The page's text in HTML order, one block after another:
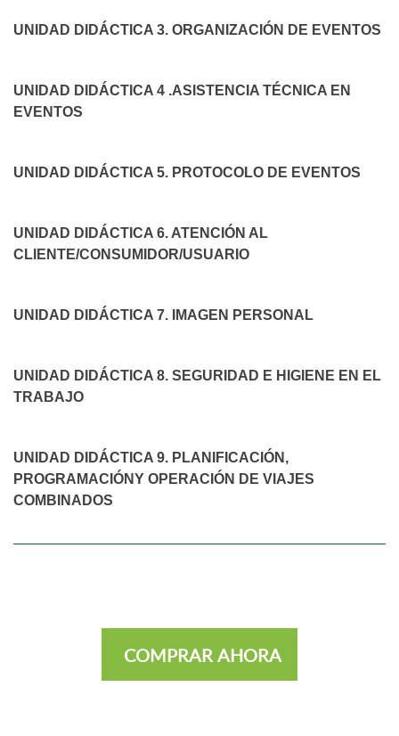
UNIDAD DIDÁCTICA 3. ORGANIZACIÓN DE EVENTOS
UNIDAD DIDÁCTICA 4 .ASISTENCIA TÉCNICA EN
EVENTOS
UNIDAD DIDÁCTICA 5. PROTOCOLO DE EVENTOS
UNIDAD DIDÁCTICA 6. ATENCIÓN AL
CLIENTE/CONSUMIDOR/USUARIO
UNIDAD DIDÁCTICA 7. IMAGEN PERSONAL
UNIDAD DIDÁCTICA 8. SEGURIDAD E HIGIENE EN EL
TRABAJO
UNIDAD DIDÁCTICA 9. PLANIFICACIÓN,
PROGRAMACIÓNY OPERACIÓN DE VIAJES
COMBINADOS
COMPRAR AHORA